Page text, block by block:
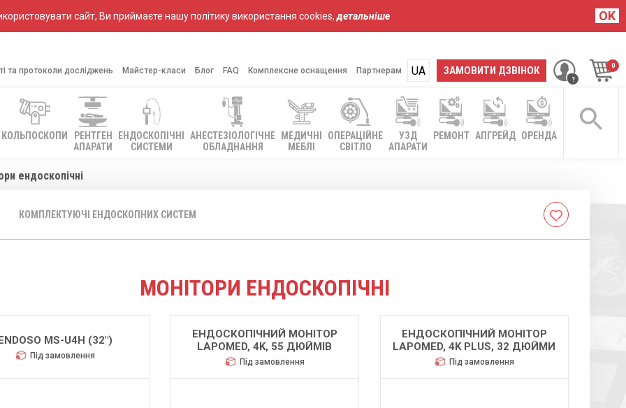
сайт, Ви приймаєте нашу політику використання cookies,детальніше OK
та протоколи досліджень Майстер-класи Блог FAQ Комплексне оснащення Партнерам ЗАМОВИТИ ДЗВІНОК
UA
RU
КОЛЬПОСКОПИ
РЕНТГЕН
АПАРАТИ
ЕНДОСКОПІЧНІ
СИСТЕМИ
АНЕСТЕЗІОЛОГІЧНЕ
ОБЛАДНАННЯ
МЕДИЧНІ
МЕБЛІ
ОПЕРАЦІЙНЕ
СВІТЛО
УЗД
АПАРАТИ
РЕМОНТ АПГРЕЙД ОРЕНДА
ендоскопічні
КОМПЛЕКТУЮЧІ ЕНДОСКОПНИХ СИСТЕМ
Cписок
МОНІТОРИ ЕНДОСКОПІЧНІ
MS-U4H (32″)
Під замовлення
ЕНДОСКОПІЧНИЙ МОНІТОР
LAPOMED, 4K, 55 ДЮЙМІВ
Під замовлення
ЕНДОСКОПІЧНИЙ МОНІТОР
LAPOMED, 4K PLUS, 32 ДЮЙМИ
Під замовлення